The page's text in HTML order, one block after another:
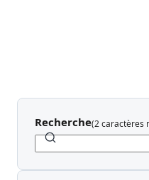
Recherche(2 caractères